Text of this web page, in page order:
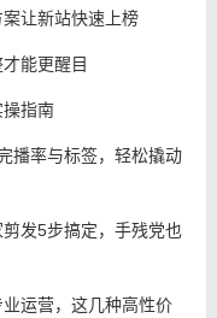
让新站快速上榜
能更醒目
指南
播率与标签，轻松撬动
发5步搞定，手残党也
运营，这几种高性价